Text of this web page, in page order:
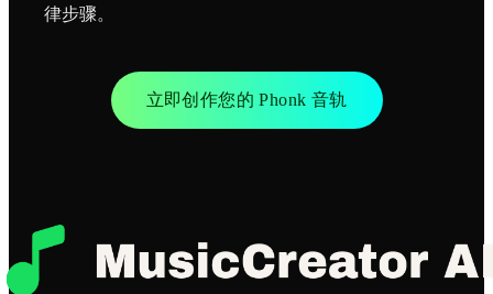
律步骤。
立即创作您的 Phonk 音轨